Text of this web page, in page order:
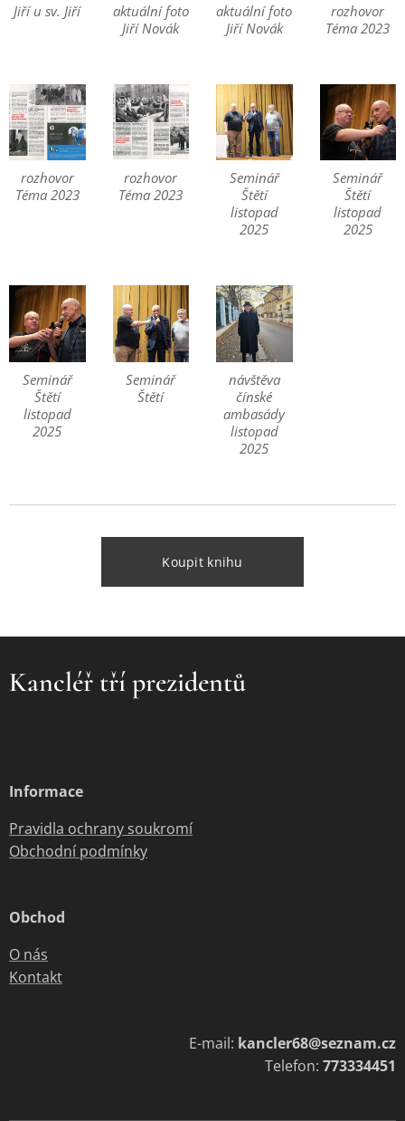
Jiří u sv. Jiří
aktuální foto
Jiří Novák
aktuální foto
Jiří Novák
rozhovor
Téma 2023
rozhovor
Téma 2023
rozhovor
Téma 2023
Seminář
Štětí
listopad
2025
Seminář
Štětí
listopad
2025
Seminář
Štětí
listopad
2025
Seminář
Štětí
návštěva
čínské
ambasády
listopad
2025
Koupit knihu
Kancléř tří prezidentů
Informace
Pravidla ochrany soukromí
Obchodní podmínky
Obchod
O nás
Kontakt
E-mail: kancler68@seznam.cz
Telefon: 773334451